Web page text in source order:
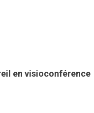
en visioconférence